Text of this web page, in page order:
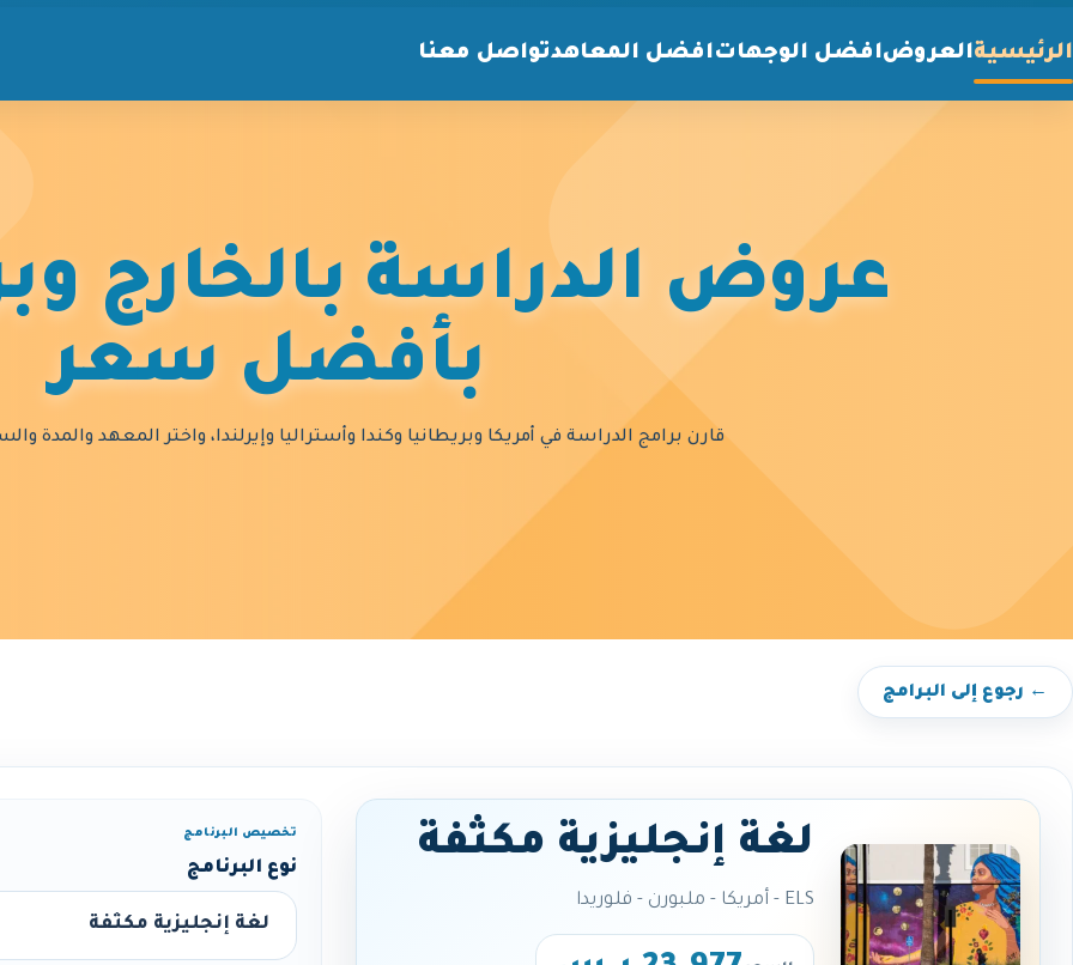
الرئيسيةالعروضافضل الوجهاتافضل المعاهدتواصل معنا
عروض الدراسة بالخارج
بأفضل سعر
قارن برامج الدراسة في أمريكا وبريطانيا وكندا وأستراليا وإيرلندا، واختر المعهد والمدة
← رجوع إلى البرامج
لغة إنجليزية مكثفة
ELS - أمريكا - ملبورن - فلوريدا
تخصيص البرنامج
نوع البرنامج